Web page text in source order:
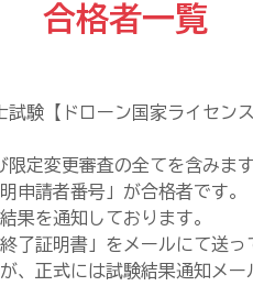
合格者一覧
試験【ドローン国家ライセン
定変更審査の全てを含みます
申請者番号」が合格者です。
果を通知しております。
了証明書」をメールにて送っ
、正式には試験結果通知メー